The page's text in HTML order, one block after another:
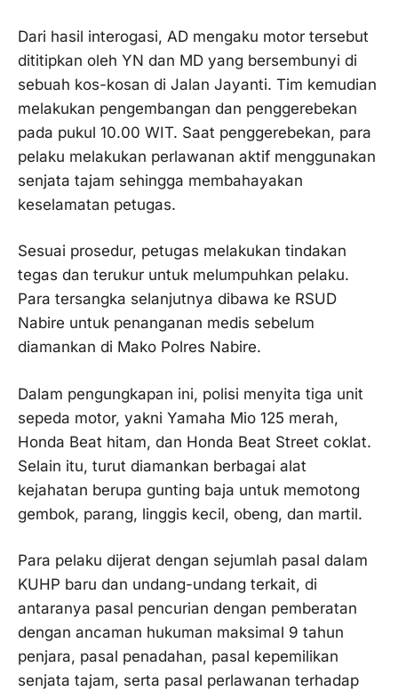
Dari hasil interogasi, AD mengaku motor tersebut
dititipkan oleh YN dan MD yang bersembunyi di
sebuah kos-kosan di Jalan Jayanti. Tim kemudian
melakukan pengembangan dan penggerebekan
pada pukul 10.00 WIT. Saat penggerebekan, para
pelaku melakukan perlawanan aktif menggunakan
senjata tajam sehingga membahayakan
keselamatan petugas.
Sesuai prosedur, petugas melakukan tindakan
tegas dan terukur untuk melumpuhkan pelaku.
Para tersangka selanjutnya dibawa ke RSUD
Nabire untuk penanganan medis sebelum
diamankan di Mako Polres Nabire.
Dalam pengungkapan ini, polisi menyita tiga unit
sepeda motor, yakni Yamaha Mio 125 merah,
Honda Beat hitam, dan Honda Beat Street coklat.
Selain itu, turut diamankan berbagai alat
kejahatan berupa gunting baja untuk memotong
gembok, parang, linggis kecil, obeng, dan martil.
Para pelaku dijerat dengan sejumlah pasal dalam
KUHP baru dan undang-undang terkait, di
antaranya pasal pencurian dengan pemberatan
dengan ancaman hukuman maksimal 9 tahun
penjara, pasal penadahan, pasal kepemilikan
senjata tajam, serta pasal perlawanan terhadap